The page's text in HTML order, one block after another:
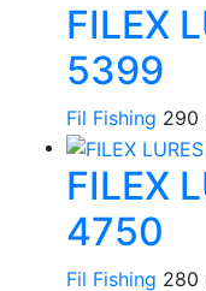
FILEX
5399
Fil Fishing 290
FILEX
4750
Fil Fishing 280